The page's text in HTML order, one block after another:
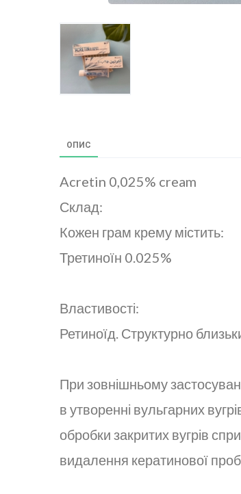
ОПИС
Acretin 0,025% cream
Склад:
Кожен грам крему містить:
Третиноїн 0.025%
Властивості:
Ретиноїд. Структурно
При зовнішньому
в утворенні вульгарних
обробки закритих вугрів
видалення кератинової